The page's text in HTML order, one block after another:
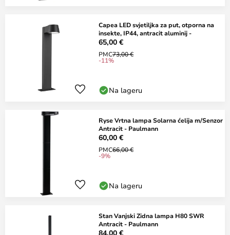
Capea LED svjetiljka za put, otporna na
insekte, IP44, antracit aluminij -
65,00 €
PMC73,00 €
-11%
Na lageru
Ryse Vrtna lampa Solarna ćelija m/Senzor
Antracit - Paulmann
60,00 €
PMC66,00 €
-9%
Na lageru
Stan Vanjski Zidna lampa H80 SWR
Antracit - Paulmann
84,00 €